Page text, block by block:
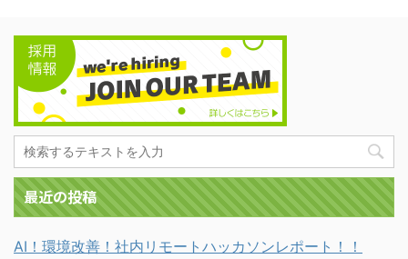
最近の投稿
AI！環境改善！社内リモートハッカソンレポート！！